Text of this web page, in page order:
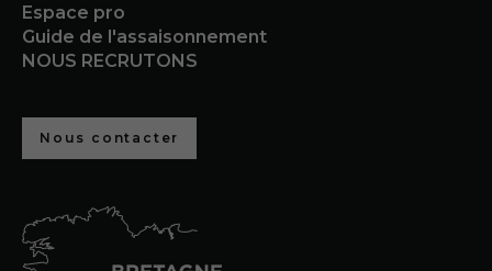
Espace pro
Guide de l'assaisonnement
NOUS RECRUTONS
Nous contacter